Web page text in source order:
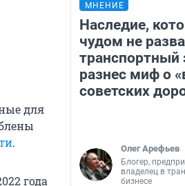
для
.
года
МНЕНИЕ
Наследие,
чудом не
транспортный
разнес миф о
советских
Олег Арефьев
Блогер,
владелец в
бизнесе